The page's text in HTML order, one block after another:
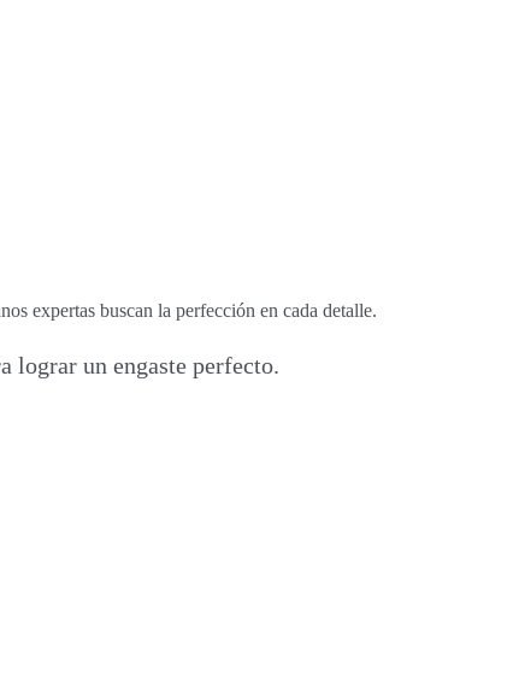
expertas buscan la perfección en cada detalle.
lograr un engaste perfecto.